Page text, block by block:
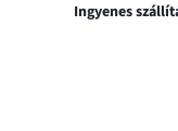
Ingyenes